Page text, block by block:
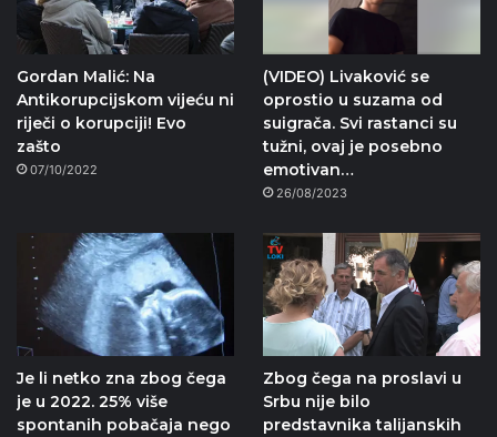
Gordan Malić: Na
Antikorupcijskom vijeću ni
riječi o korupciji! Evo
zašto
07/10/2022
(VIDEO) Livaković se
oprostio u suzama od
suigrača. Svi rastanci su
tužni, ovaj je posebno
emotivan…
26/08/2023
Je li netko zna zbog čega
je u 2022. 25% više
spontanih pobačaja nego
Zbog čega na proslavi u
Srbu nije bilo
predstavnika talijanskih